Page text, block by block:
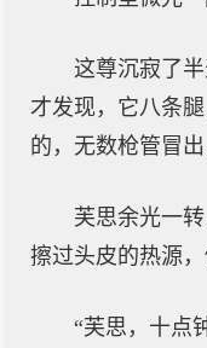
这尊沉寂了
才发现，它八条
的，无数枪管冒
芙思余光一
擦过头皮的热源
“芙思，十点